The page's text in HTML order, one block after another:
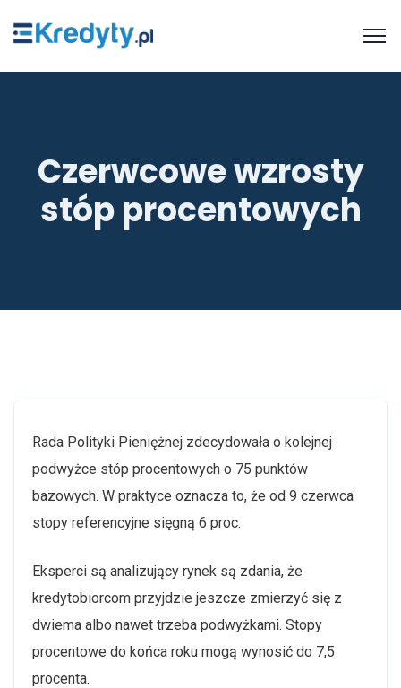
Czerwcowe wzrosty
stóp procentowych
Rada Polityki Pieniężnej zdecydowała o kolejnej
podwyżce stóp procentowych o 75 punktów
bazowych. W praktyce oznacza to, że od 9 czerwca
stopy referencyjne sięgną 6 proc.
Eksperci są analizujący rynek są zdania, że
kredytobiorcom przyjdzie jeszcze zmierzyć się z
dwiema albo nawet trzeba podwyżkami. Stopy
procentowe do końca roku mogą wynosić do 7,5
procenta.